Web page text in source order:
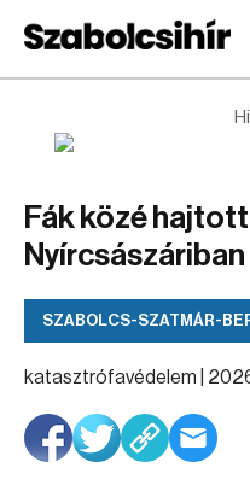
Fák közé
Nyírcsászáriban
SZABOLCS-SZATMÁR-
katasztrófavédelem |